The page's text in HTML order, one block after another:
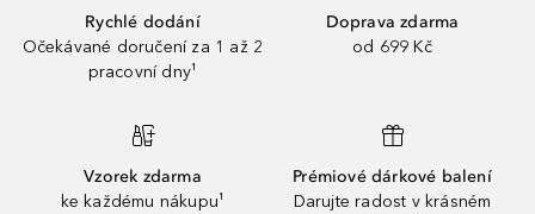
Rychlé dodání
Očekávané doručení za 1 až 2
pracovní dny¹
Doprava zdarma
od 699 Kč
Vzorek zdarma
ke každému nákupu¹
Prémiové dárkové balení
Darujte radost v krásném